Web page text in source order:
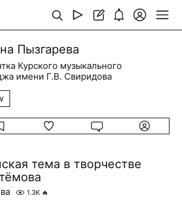
Пызгарева
Курского музыкального
имени Г.В. Свиридова
тема в творчестве
1.3K 🔥